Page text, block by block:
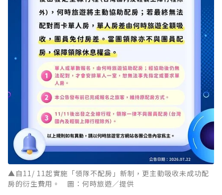
▲自11/ 11起實施「領隊不配房」新制，更主動吸收未成功配
房的衍生費用。 圖：何時旅遊／提供